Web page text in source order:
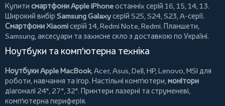
Купити смартфони Apple iPhoneостанніх серій 16, 15, 14, 13.
Широкий вибір Samsung Galaxyсерій S25, S24, S23, A-серії.
Смартфони Xiaomiсерій 14, Redmi Note, Redmi. Планшети,
Samsung, аксесуари тазахисне скло з доставкою по Україні.
Ноутбуки та комп'ютерна техніка
Ноутбуки Apple MacBook, Acer, Asus, Dell, HP, Lenovo, MSI для
роботи, навчання та ігор. Настільні комп'ютери, монітори
діагоналі 24", 27", 32". Принтери лазерні та струменеві,
комп'ютерна периферія.